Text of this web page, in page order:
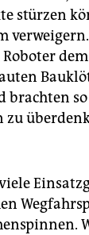
stürzen
brachten
zu